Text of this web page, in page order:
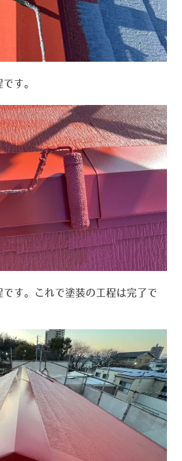
す。
です。これで塗装の工程は完了で